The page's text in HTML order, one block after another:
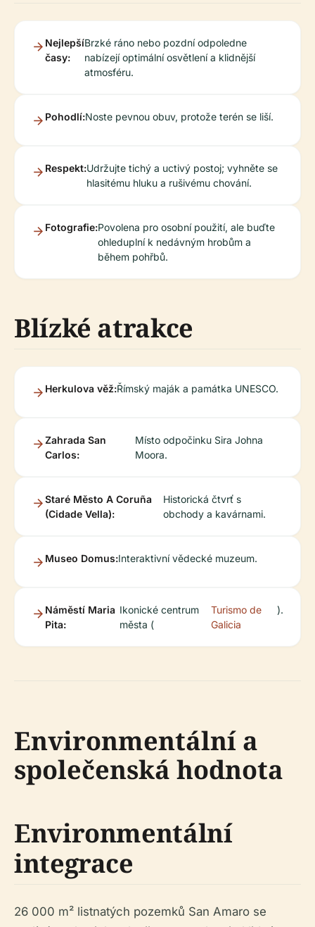
Nejlepší
časy:
Brzké ráno nebo pozdní odpoledne
nabízejí optimální osvětlení a klidnější
atmosféru.
Pohodlí:Noste pevnou obuv, protože terén se liší.
Respekt:Udržujte tichý a uctivý postoj; vyhněte se
hlasitému hluku a rušivému chování.
Fotografie:Povolena pro osobní použití, ale buďte
ohleduplní k nedávným hrobům a
během pohřbů.
Blízké atrakce
Herkulova věž:Římský maják a památka UNESCO.
Zahrada San
Carlos:
Místo odpočinku Sira Johna
Moora.
Staré Město A Coruña
(Cidade Vella):
Historická čtvrť s
obchody a kavárnami.
Museo Domus:Interaktivní vědecké muzeum.
Náměstí Maria
Pita:
Ikonické centrum
města (
Turismo de
Galicia
).
Environmentální a
společenská hodnota
Environmentální
integrace
26 000 m² listnatých pozemků San Amaro se